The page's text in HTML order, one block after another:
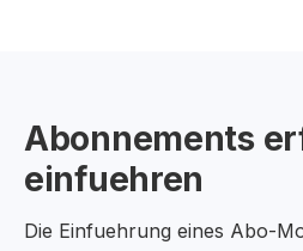
Abonnements
einfuehren
Die Einfuehrung eines Abo-